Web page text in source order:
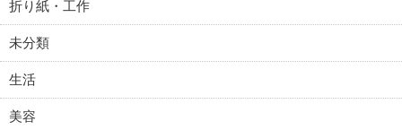
折り紙・工作
未分類
生活
美容